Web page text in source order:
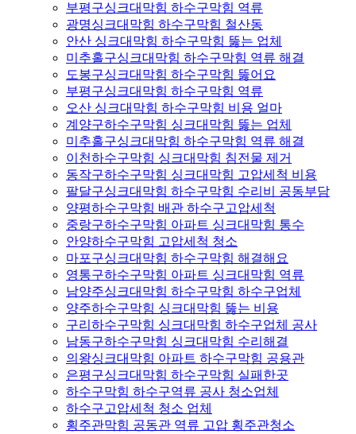
부평구싱크대막힘 하수구막힘 역류
광명싱크대막힘 하수구막힘 철산동
안산 싱크대막힘 하수구막힘 뚫는 업체
미추홀구싱크대막힘 하수구막힘 역류 해결
도봉구싱크대막힘 하수구막힘 뚫어요
부평구싱크대막힘 하수구막힘 역류
오산 싱크대막힘 하수구막힘 비용 얼마
계양구하수구막힘 싱크대막힘 뚫는 업체
미추홀구싱크대막힘 하수구막힘 역류 해결
이천하수구막힘 싱크대막힘 침전물 제거
동작구하수구막힘 싱크대막힘 고압세척 비용
팔달구싱크대막힘 하수구막힘 수리비 공동부담
양평하수구막힘 배관 하수구고압세척
중랑구하수구막힘 아파트 싱크대막힘 통수
안양하수구막힘 고압세척 청소
마포구싱크대막힘 하수구막힘 해결해요
영통구하수구막힘 아파트 싱크대막힘 역류
남양주싱크대막힘 하수구막힘 하수구업체
양주하수구막힘 싱크대막힘 뚫는 비용
구리하수구막힘 싱크대막힘 하수구업체 공사
남동구하수구막힘 싱크대막힘 수리해결
의왕싱크대막힘 아파트 하수구막힘 공용관
은평구싱크대막힘 하수구막힘 실패한곳
하수구막힘 하수구역류 공사 청소업체
하수구고압세척 청소 업체
횡주관막힘 공동관 역류 고압 횡주관청소